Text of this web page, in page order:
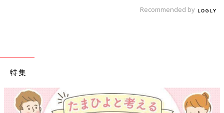
Recommended by
特集
【ワクチン接種できるもの